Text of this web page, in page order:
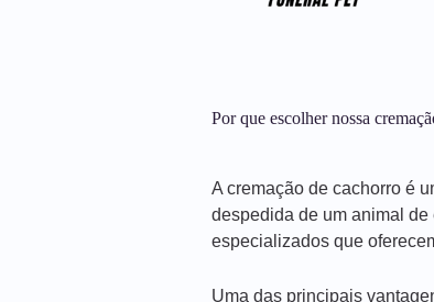
Por que escolher nossa
A cremação de cachorro é
despedida de um animal
especializados que
Uma das principais